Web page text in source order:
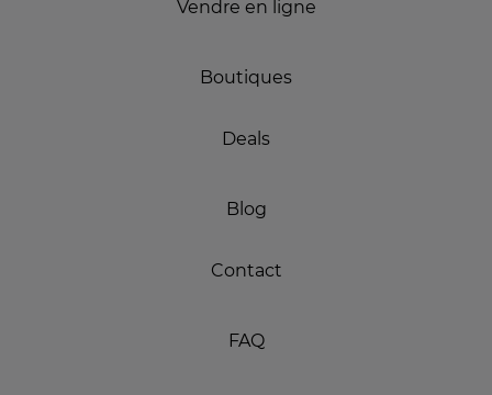
Vendre en ligne
Boutiques
Deals
Blog
Contact
FAQ